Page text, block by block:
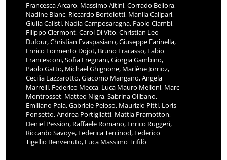
Francesca Arcaro, Massimo Altini, Corrado Bellora,
Nadine Blanc, Riccardo Bortolotti, Manila Calipari,
Giulia Calisti, Nadia Camposaragna, Paolo Ciambi,
Filippo Clermont, Carol Di Vito, Christian Leo
Dufour, Christian Evaspasiano, Giuseppe Farinella,
Enrico Formento Dojot, Bruno Fracasso, Fabio
Francesconi, Sofia Fregnani, Giorgia Gambino,
Paolo Gatto, Michael Ghignone, Marlène Jorrioz,
Cecilia Lazzarotto, Giacomo Mangano, Angela
Marrelli, Federico Mecca, Luca Mauro Melloni, Marc
Montrosset, Matteo Nigra, Sabrina Olibano,
Emiliano Pala, Gabriele Peloso, Maurizio Pitti, Loris
Ponsetto, Andrea Portigliatti, Mattia Pramotton,
Deniel Pession, Raffaele Romano, Enrico Ruggeri,
Riccardo Savoye, Federica Tercinod, Federico
Tigellio Benvenuto, Luca Massimo Trifilò